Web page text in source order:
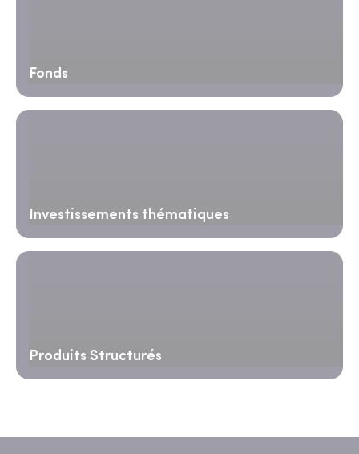
Fonds
Investissements thématiques
Produits Structurés